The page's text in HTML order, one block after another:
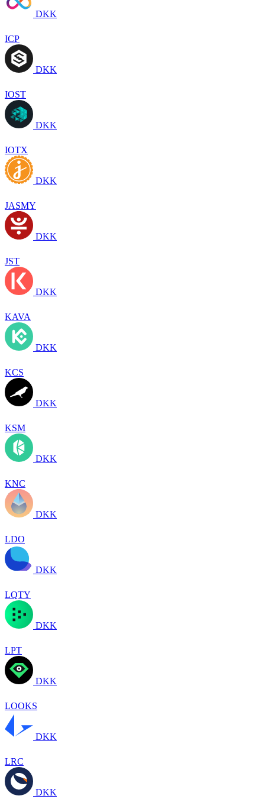
DKK
ICP
DKK
IOST
DKK
IOTX
DKK
JASMY
DKK
JST
DKK
KAVA
DKK
KCS
DKK
KSM
DKK
KNC
DKK
LDO
DKK
LQTY
DKK
LPT
DKK
LOOKS
DKK
LRC
DKK